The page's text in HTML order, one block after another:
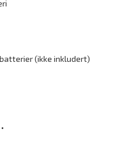
(ikke inkludert)